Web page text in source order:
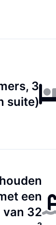
3
suite)
een
van 32